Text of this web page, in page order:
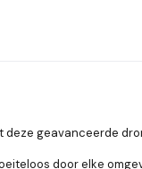
deze geavanceerde
door elke